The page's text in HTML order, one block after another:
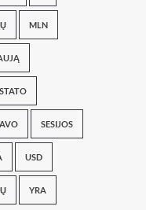
MLN
SESIJOS
USD
YRA